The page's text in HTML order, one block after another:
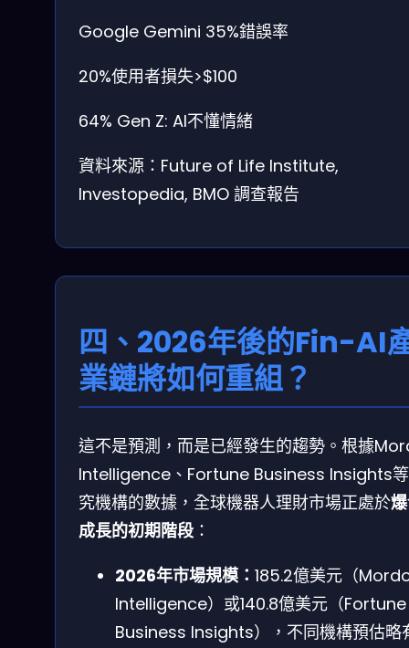
Google Gemini 35%錯誤率
20%使用者損失>$100
64% Gen Z: AI不懂情緒
資料來源：Future of Life Institute,
Investopedia, BMO 調查報告
四、2026年後的Fin-AI
業鏈將如何重組？
這不是預測，而是已經發生的趨勢。根據
Intelligence、Fortune Business Insights
究機構的數據，全球機器人理財市場正處於
成長的初期階段 ：
2026年市場規模： 185.2億美元（
Intelligence）或140.8億美元（Fortune
Business Insights），不同機構預估略